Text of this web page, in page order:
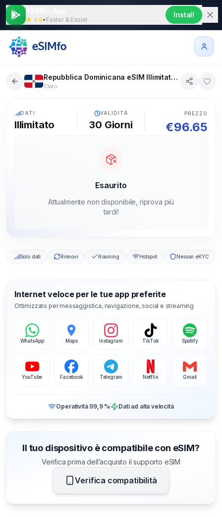
★ 4.9• Faster & Easier
Install
Repubblica Dominicana eSIM Illimitato 30 giorni
Claro
DATI
Illimitato
VALIDITÀ
30 Giorni
PREZZO
€96.65
Esaurito
Attualmente non disponibile, riprova più
tardi!
Solo dati Rinnovi Roaming Hotspot Nessun eKYC
Internet veloce per le tue app preferite
Ottimizzato per messaggistica, navigazione, social e streaming
WhatsApp Maps Instagram TikTok Spotify
YouTube Facebook Telegram Netflix Gmail
Operatività 99,9 % Dati ad alta velocità
Il tuo dispositivo è compatibile con eSIM?
Verifica prima dell’acquisto il supporto eSIM
Verifica compatibilità